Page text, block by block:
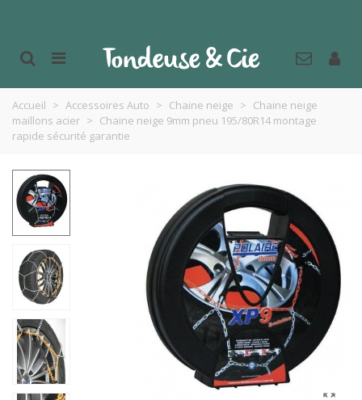
Accueil > Accessoires Auto > Chaine neige > Chaine neige
maillons acier > Chaine neige 9mm pneu 195/80R14 montage
rapide sécurité garantie